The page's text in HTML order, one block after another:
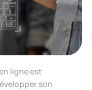
ligne est
son